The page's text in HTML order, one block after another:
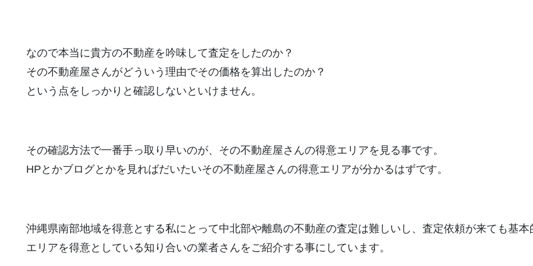
なので本当に貴方の不動産を吟味して査定をしたのか？
その不動産屋さんがどういう理由でその価格を算出したのか？
という点をしっかりと確認しないといけません。
その確認方法で一番手っ取り早いのが、その不動産屋さんの得意エリアを見る事です。
HPとかブログとかを見ればだいたいその不動産屋さんの得意エリアが分かるはずです。
沖縄県南部地域を得意とする私にとって中北部や離島の不動産の査定は難しいし、査定依頼が来ても基本
エリアを得意としている知り合いの業者さんをご紹介する事にしています。